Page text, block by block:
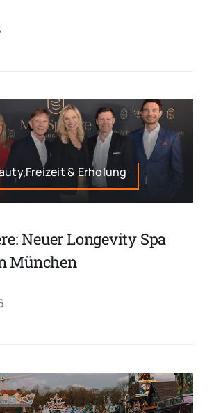
& Erholung
Neuer Longevity Spa
München